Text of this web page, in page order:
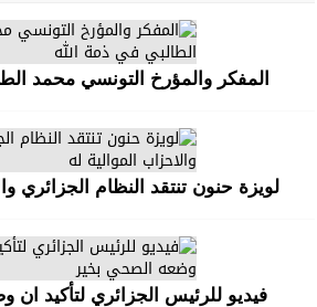
المفكر والمؤرخ التونسي محمد
لويزة حنون تنتقد النظام الجزائري
فيديو للرئيس الجزائري لتأكيد ان